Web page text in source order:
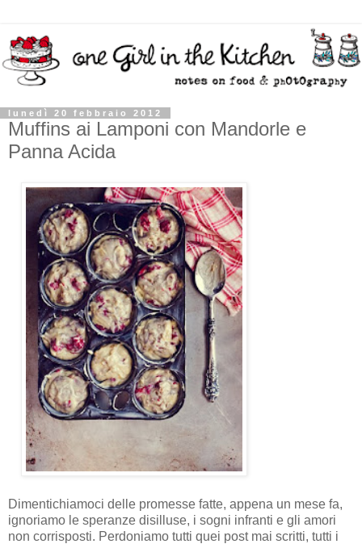
lunedì 20 febbraio 2012
Muffins ai Lamponi con Mandorle e
Panna Acida
Dimentichiamoci delle promesse fatte, appena un mese fa,
ignoriamo le speranze disilluse, i sogni infranti e gli amori
non corrisposti. Perdoniamo tutti quei post mai scritti, tutti i